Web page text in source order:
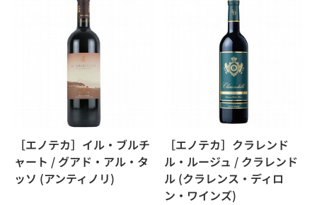
［エノテカ］イル・ブルチ
ャート / グアド・アル・タ
ッソ (アンティノリ)
［エノテカ］クラレンド
ル・ルージュ / クラレンド
ル (クラレンス・ディロ
ン・ワインズ)